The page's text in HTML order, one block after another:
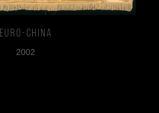
Euro-China
2002